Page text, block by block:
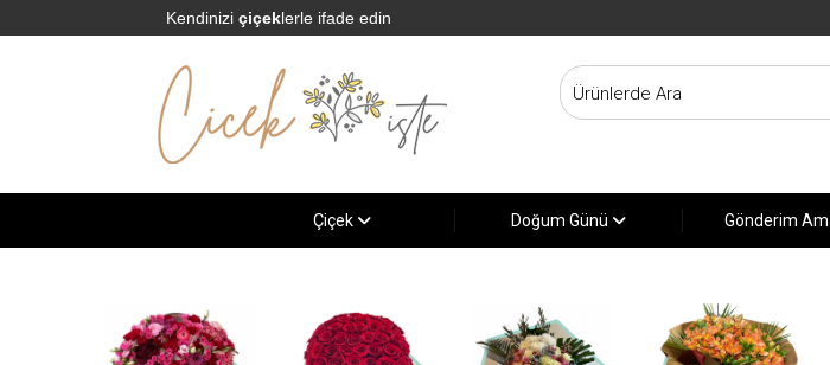
Kendinizi çiçeklerle ifade edin
Çiçek Doğum Günü Gönderim